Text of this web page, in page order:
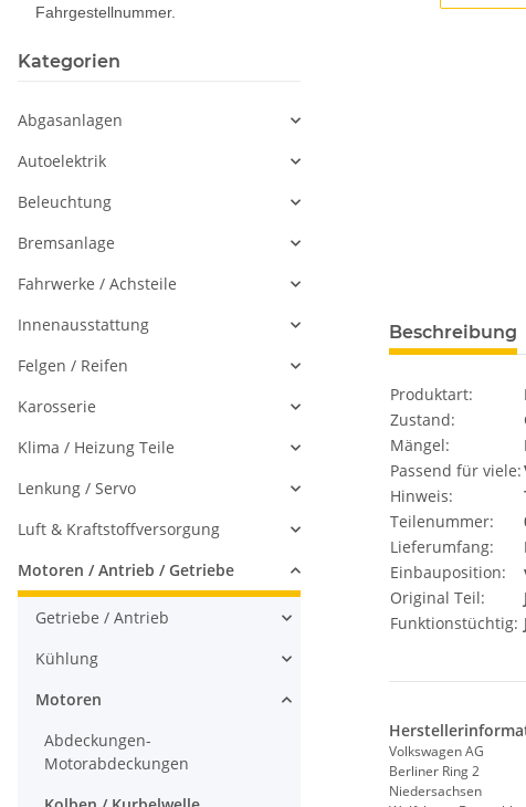
Beschreibung
Produktart:
Zustand:
Mängel:
Passend für viele:
Hinweis:
Teilenummer:
Lieferumfang:
Einbauposition:
Original Teil:
Funktionstüchtig:
Volkswagen AG
Berliner Ring 2
Niedersachsen
Fahrgestellnummer.
Kategorien
Abgasanlagen
Autoelektrik
Beleuchtung
Bremsanlage
Fahrwerke / Achsteile
Innenausstattung
Felgen / Reifen
Karosserie
Klima / Heizung Teile
Lenkung / Servo
Luft & Kraftstoffversorgung
Motoren / Antrieb / Getriebe
Getriebe / Antrieb
Kühlung
Motoren
Abdeckungen-
Motorabdeckungen